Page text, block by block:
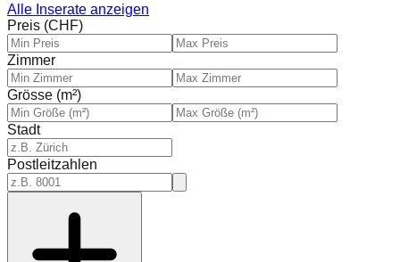
Alle Inserate anzeigen
Preis (CHF)
Zimmer
Grösse (m²)
Stadt
Postleitzahlen